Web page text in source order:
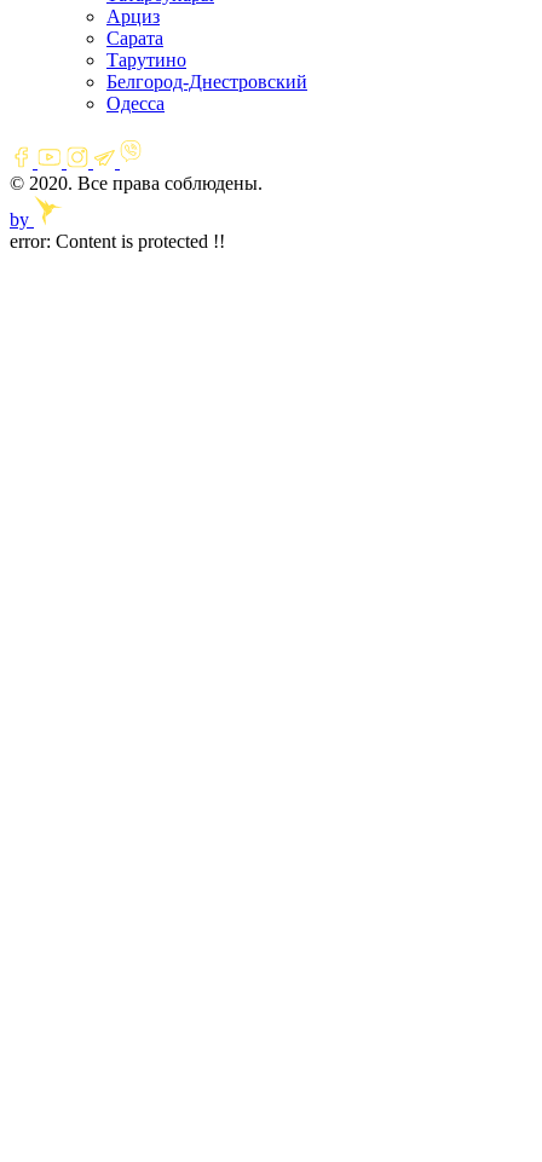
Арциз
Сарата
Тарутино
Белгород-Днестровский
Одесса
© 2020. Все права соблюдены.
by
error: Content is protected !!